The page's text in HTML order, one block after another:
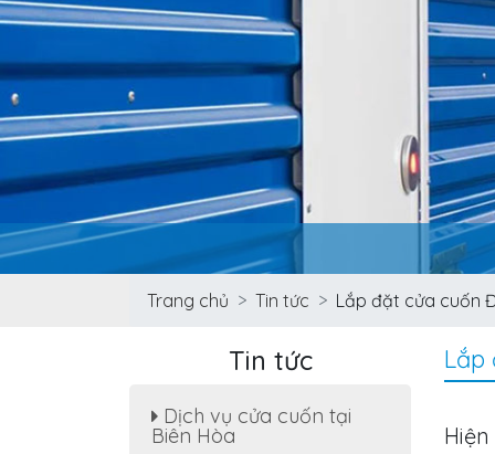
Trang chủ Tin tức Lắp đặt cửa cuốn
Lắp
Tin tức
Dịch vụ cửa cuốn tại
Biên Hòa